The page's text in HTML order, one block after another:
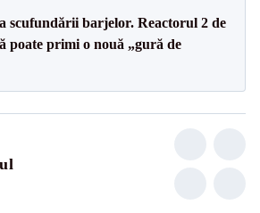
scufundării barjelor. Reactorul 2 de
poate primi o nouă „gură de